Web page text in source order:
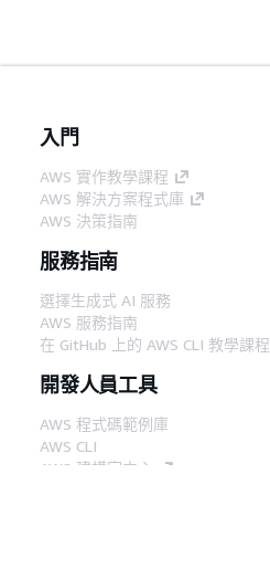
入門
AWS 實作教學課程
AWS 解決方案程式庫
AWS 決策指南
服務指南
選擇生成式 AI 服務
AWS 服務指南
在 GitHub 上的 AWS CLI 教學課程
開發人員工具
AWS 程式碼範例庫
AWS CLI
AWS 建構家中心